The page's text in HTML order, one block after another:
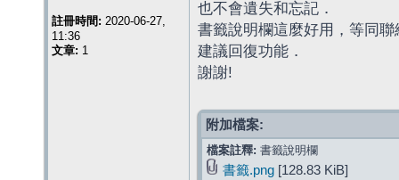
註冊時間: 2020-06-27,
11:36
文章: 1
也不會遺失和忘記．
書籤說明欄這麼好用，等同
建議回復功能．
謝謝!
附加檔案:
檔案註釋: 書籤說明欄
書籤.png [128.83 KiB]